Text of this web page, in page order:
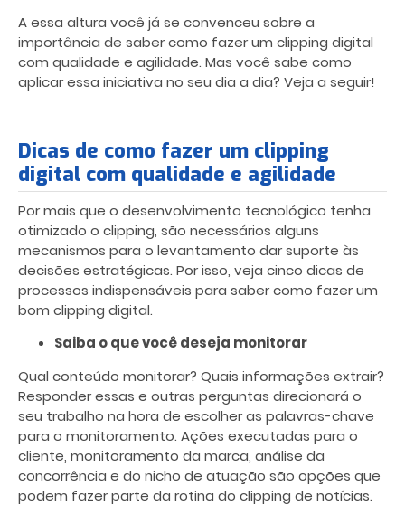
A essa altura você já se convenceu sobre a
importância de saber como fazer um clipping digital
com qualidade e agilidade. Mas você sabe como
aplicar essa iniciativa no seu dia a dia? Veja a seguir!
Dicas de como fazer um clipping
digital com qualidade e agilidade
Por mais que o desenvolvimento tecnológico tenha
otimizado o clipping, são necessários alguns
mecanismos para o levantamento dar suporte às
decisões estratégicas. Por isso, veja cinco dicas de
processos indispensáveis para saber como fazer um
bom clipping digital.
Saiba o que você deseja monitorar
Qual conteúdo monitorar? Quais informações extrair?
Responder essas e outras perguntas direcionará o
seu trabalho na hora de escolher as palavras-chave
para o monitoramento. Ações executadas para o
cliente, monitoramento da marca, análise da
concorrência e do nicho de atuação são opções que
podem fazer parte da rotina do clipping de notícias.